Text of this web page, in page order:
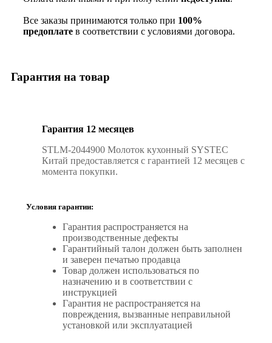
Все заказы принимаются только при 100%
предоплате в соответствии с условиями договора.
Гарантия на товар
Гарантия 12 месяцев
STLM-2044900 Молоток кухонный SYSTEC
Китай предоставляется с гарантией 12 месяцев с
момента покупки.
Условия гарантии:
Гарантия распространяется на
производственные дефекты
Гарантийный талон должен быть заполнен
и заверен печатью продавца
Товар должен использоваться по
назначению и в соответствии с
инструкцией
Гарантия не распространяется на
повреждения, вызванные неправильной
установкой или эксплуатацией